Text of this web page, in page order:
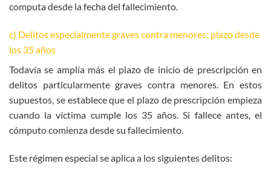
computa desde la fecha del fallecimiento.
c) Delitos especialmente graves contra menores: plazo desde
los 35 años
Todavía se amplía más el plazo de inicio de prescripción en
delitos particularmente graves contra menores. En estos
supuestos, se establece que el plazo de prescripción empieza
cuando la víctima cumple los 35 años. Si fallece antes, el
cómputo comienza desde su fallecimiento.
Este régimen especial se aplica a los siguientes delitos: